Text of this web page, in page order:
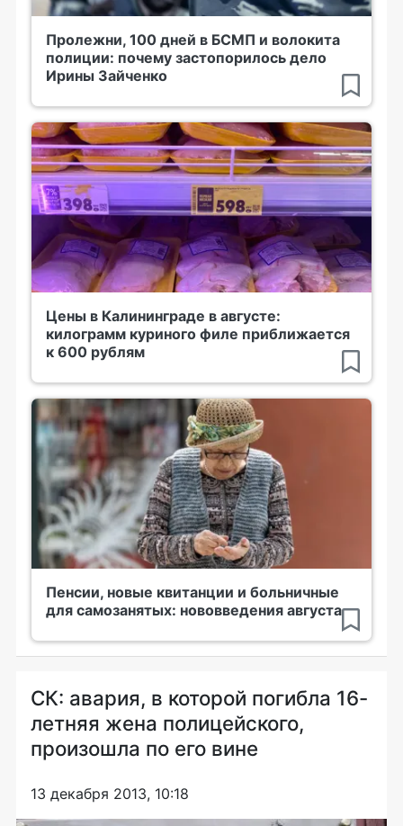
Пролежни, 100 дней в БСМП и волокита
полиции: почему застопорилось дело
Ирины Зайченко
Цены в Калининграде в августе:
килограмм куриного филе приближается
к 600 рублям
Пенсии, новые квитанции и больничные
для самозанятых: нововведения августа
CК: авария, в которой погибла 16-
летняя жена полицейского,
произошла по его вине
13 декабря 2013, 10:18